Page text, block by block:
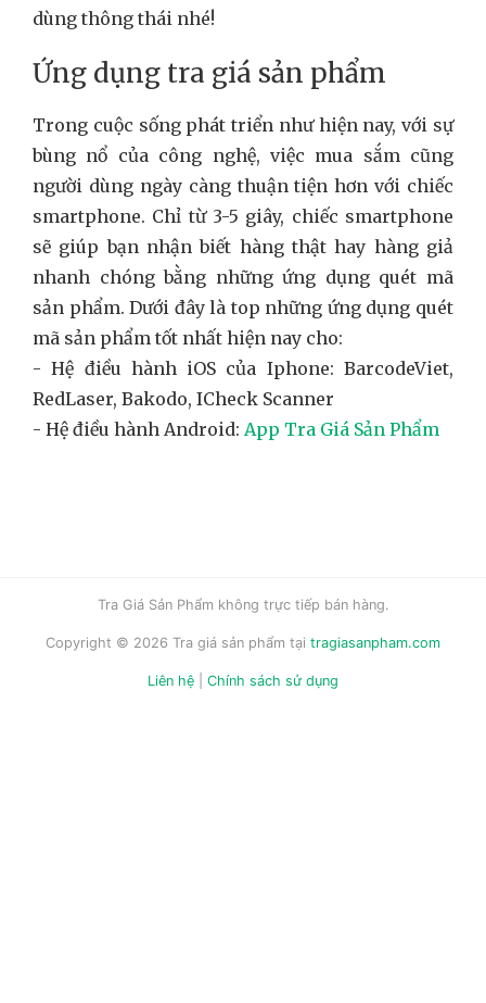
dùng thông thái nhé!
Ứng dụng tra giá sản phẩm
Trong cuộc sống phát triển như hiện nay, với sự
bùng nổ của công nghệ, việc mua sắm cũng
người dùng ngày càng thuận tiện hơn với chiếc
smartphone. Chỉ từ 3-5 giây, chiếc smartphone
sẽ giúp bạn nhận biết hàng thật hay hàng giả
nhanh chóng bằng những ứng dụng quét mã
sản phẩm. Dưới đây là top những ứng dụng quét
mã sản phẩm tốt nhất hiện nay cho:
- Hệ điều hành iOS của Iphone: BarcodeViet,
RedLaser, Bakodo, ICheck Scanner
- Hệ điều hành Android: App Tra Giá Sản Phẩm
Tra Giá Sản Phẩm không trực tiếp bán hàng.
Copyright © 2026 Tra giá sản phẩm tại tragiasanpham.com
Liên hệ Chính sách sử dụng